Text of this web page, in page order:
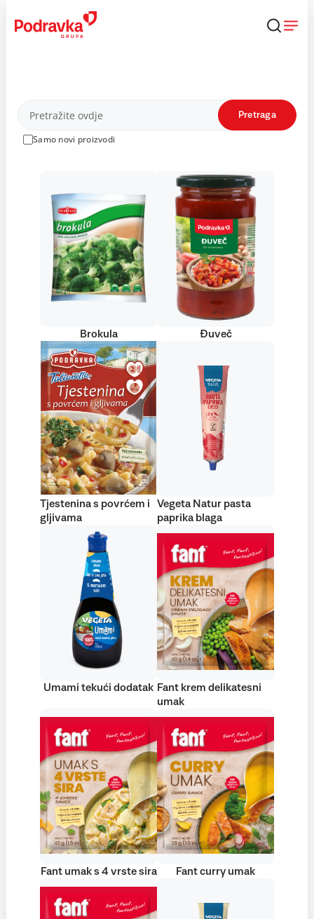
content
Proizvodi
Samo novi proizvodi
Pretraga
Brokula Đuveč
Tjestenina s povrćem i
gljivama
Vegeta Natur pasta
paprika blaga
Umami tekući dodatak Fant krem delikatesni
umak
Fant umak s 4 vrste sira Fant curry umak